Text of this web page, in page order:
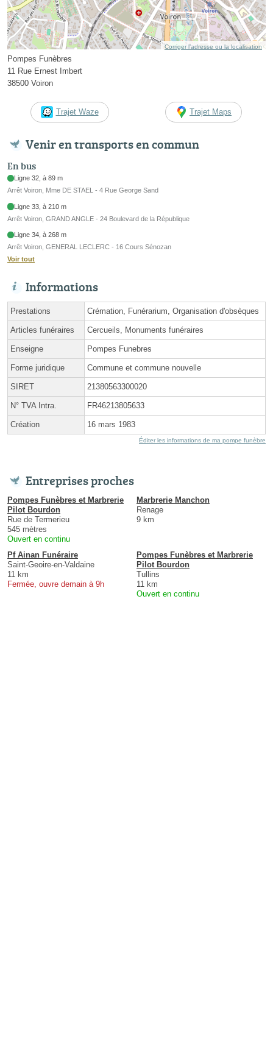
Corriger l’adresse ou la localisation
Pompes Funèbres
11 Rue Ernest Imbert
38500 Voiron
Trajet Waze Trajet Maps
Venir en transports en commun
En bus
Ligne 32, à 89 m
Arrêt Voiron, Mme DE STAEL - 4 Rue George Sand
Ligne 33, à 210 m
Arrêt Voiron, GRAND ANGLE - 24 Boulevard de la République
Ligne 34, à 268 m
Arrêt Voiron, GENERAL LECLERC - 16 Cours Sénozan
Voir tout
Informations
Prestations Crémation, Funérarium, Organisation d'obsèques
Articles funéraires Cercueils, Monuments funéraires
Enseigne Pompes Funebres
Forme juridique Commune et commune nouvelle
SIRET 21380563300020
N° TVA Intra. FR46213805633
Création 16 mars 1983
Éditer les informations de ma pompe funèbre
Entreprises proches
Pompes Funèbres et Marbrerie
Pilot Bourdon
Rue de Termerieu
545 mètres
Ouvert en continu
Marbrerie Manchon
Renage
9 km
Pf Ainan Funéraire
Saint-Geoire-en-Valdaine
11 km
Fermée, ouvre demain à 9h
Pompes Funèbres et Marbrerie
Pilot Bourdon
Tullins
11 km
Ouvert en continu